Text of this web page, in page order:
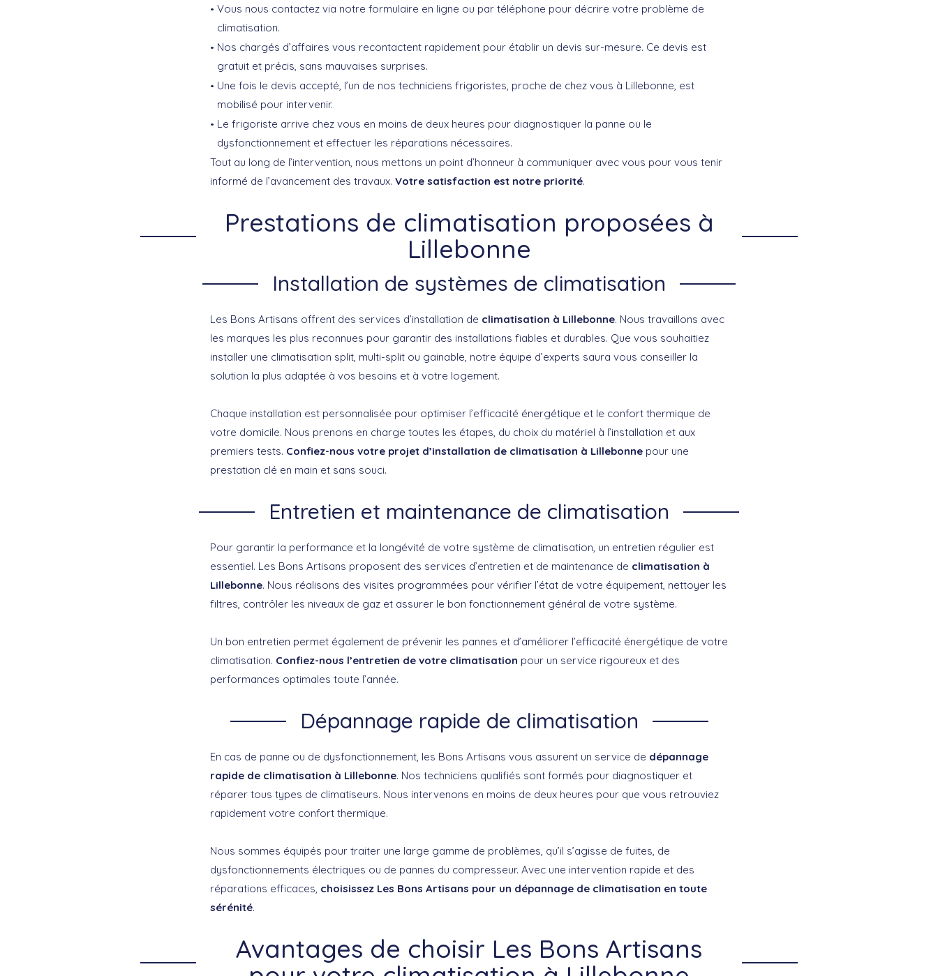
Vous nous contactez via notre formulaire en ligne ou par téléphone pour décrire votre problème de
climatisation.
Nos chargés d’affaires vous recontactent rapidement pour établir un devis sur-mesure. Ce devis est
gratuit et précis, sans mauvaises surprises.
Une fois le devis accepté, l’un de nos techniciens frigoristes, proche de chez vous à Lillebonne, est
mobilisé pour intervenir.
Le frigoriste arrive chez vous en moins de deux heures pour diagnostiquer la panne ou le
dysfonctionnement et effectuer les réparations nécessaires.
Tout au long de l’intervention, nous mettons un point d’honneur à communiquer avec vous pour vous tenir
informé de l’avancement des travaux. Votre satisfaction est notre priorité.
Prestations de climatisation proposées à
Lillebonne
Installation de systèmes de climatisation
Les Bons Artisans offrent des services d’installation de climatisation à Lillebonne. Nous travaillons avec
les marques les plus reconnues pour garantir des installations fiables et durables. Que vous souhaitiez
installer une climatisation split, multi-split ou gainable, notre équipe d’experts saura vous conseiller la
solution la plus adaptée à vos besoins et à votre logement.
Chaque installation est personnalisée pour optimiser l’efficacité énergétique et le confort thermique de
votre domicile. Nous prenons en charge toutes les étapes, du choix du matériel à l’installation et aux
premiers tests. Confiez-nous votre projet d’installation de climatisation à Lillebonne pour une
prestation clé en main et sans souci.
Entretien et maintenance de climatisation
Pour garantir la performance et la longévité de votre système de climatisation, un entretien régulier est
essentiel. Les Bons Artisans proposent des services d’entretien et de maintenance de climatisation à
Lillebonne. Nous réalisons des visites programmées pour vérifier l’état de votre équipement, nettoyer les
filtres, contrôler les niveaux de gaz et assurer le bon fonctionnement général de votre système.
Un bon entretien permet également de prévenir les pannes et d’améliorer l’efficacité énergétique de votre
climatisation. Confiez-nous l’entretien de votre climatisation pour un service rigoureux et des
performances optimales toute l’année.
Dépannage rapide de climatisation
En cas de panne ou de dysfonctionnement, les Bons Artisans vous assurent un service de dépannage
rapide de climatisation à Lillebonne. Nos techniciens qualifiés sont formés pour diagnostiquer et
réparer tous types de climatiseurs. Nous intervenons en moins de deux heures pour que vous retrouviez
rapidement votre confort thermique.
Nous sommes équipés pour traiter une large gamme de problèmes, qu’il s’agisse de fuites, de
dysfonctionnements électriques ou de pannes du compresseur. Avec une intervention rapide et des
réparations efficaces, choisissez Les Bons Artisans pour un dépannage de climatisation en toute
sérénité.
Avantages de choisir Les Bons Artisans